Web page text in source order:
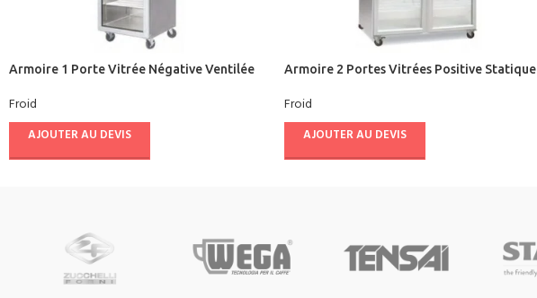
Armoire 1 Porte Vitrée Négative Ventilée
Froid
AJOUTER AU DEVIS
Armoire 2 Portes Vitrées Positive Statique
Froid
AJOUTER AU DEVIS